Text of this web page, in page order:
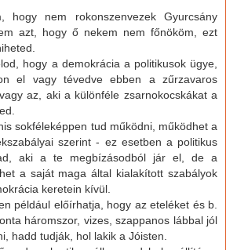
hogy nem rokonszenvezek Gyurcsány
azt, hogy ő nekem nem főnököm, ezt
hogy a demokrácia a politikusok ügye,
el vagy tévedve ebben a zűrzavaros
az, aki a különféle zsarnokocskákat a
sokféleképpen tud működni, működhet a
szerint - ez esetben a politikus
aki a te megbízásodból jár el, de a
a saját maga által kialakított szabályok
keretein kívül.
például előírhatja, hogy az eteléket és b.
háromszor, vizes, szappanos lábbal jól
hadd tudják, hol lakik a Jóisten.